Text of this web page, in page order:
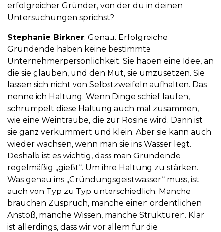
erfolgreicher Gründer, von der du in deinen
Untersuchungen sprichst?
Stephanie Birkner: Genau. Erfolgreiche
Gründende haben keine bestimmte
Unternehmerpersönlichkeit. Sie haben eine Idee, an
die sie glauben, und den Mut, sie umzusetzen. Sie
lassen sich nicht von Selbstzweifeln aufhalten. Das
nenne ich Haltung. Wenn Dinge schief laufen,
schrumpelt diese Haltung auch mal zusammen,
wie eine Weintraube, die zur Rosine wird. Dann ist
sie ganz verkümmert und klein. Aber sie kann auch
wieder wachsen, wenn man sie ins Wasser legt.
Deshalb ist es wichtig, dass man Gründende
regelmäßig „gießt“. Um ihre Haltung zu stärken.
Was genau ins „Gründungsgeistwasser“ muss, ist
auch von Typ zu Typ unterschiedlich. Manche
brauchen Zuspruch, manche einen ordentlichen
Anstoß, manche Wissen, manche Strukturen. Klar
ist allerdings, dass wir vor allem für die